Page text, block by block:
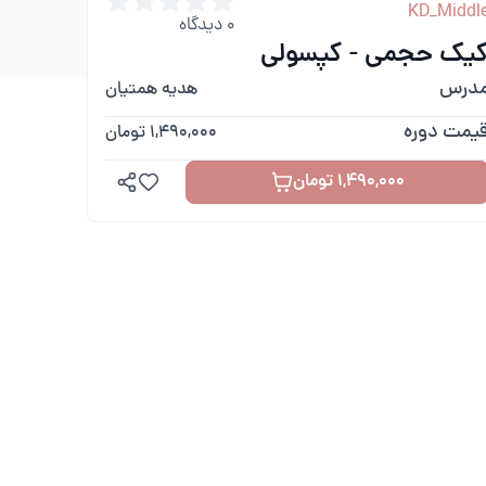
0 دیدگاه
حجمی - کپسولی
هدیه همتیان
دوره
1,490,000 تومان
1,490,000 تومان